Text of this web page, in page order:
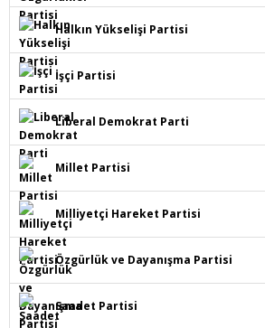
Halkın Yükselişi Partisi
İşçi Partisi
Liberal Demokrat Parti
Millet Partisi
Milliyetçi Hareket Partisi
Özgürlük ve Dayanışma Partisi
Saadet Partisi